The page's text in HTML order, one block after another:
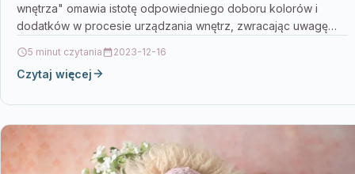
wnętrza" omawia istotę odpowiedniego doboru kolorów i
dodatków w procesie urządzania wnętrz, zwracając uwagę
5 minut czytania 2023-12-16
Czytaj więcej